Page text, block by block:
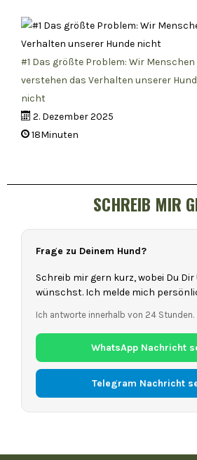
#1 Das größte Problem: Wir Menschen
verstehen das Verhalten unserer
nicht
2. Dezember 2025
18Minuten
SCHREIB MIR
Frage zu Deinem Hund?
Schreib mir gern kurz, wobei Du
wünschst. Ich melde mich
Ich antworte innerhalb von 24 Stunden.
WhatsApp Nachricht
Telegram Nachricht